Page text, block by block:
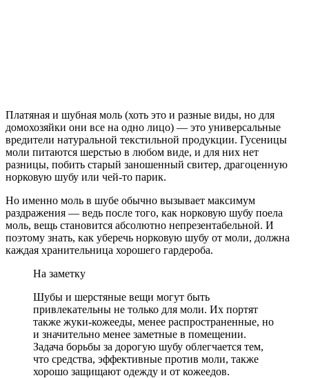
Платяная и шубная моль (хоть это и разные виды, но для
домохозяйки они все на одно лицо) — это универсальные
вредители натуральной текстильной продукции. Гусеницы
моли питаются шерстью в любом виде, и для них нет
разницы, побить старый заношенный свитер, драгоценную
норковую шубу или чей-то парик.
Но именно моль в шубе обычно вызывает максимум
раздражения — ведь после того, как норковую шубу поела
моль, вещь становится абсолютно непрезентабельной. И
поэтому знать, как уберечь норковую шубу от моли, должна
каждая хранительница хорошего гардероба.
На заметку
Шубы и шерстяные вещи могут быть
привлекательны не только для моли. Их портят
также жуки-кожееды, менее распространенные, но
и значительно менее заметные в помещении.
Задача борьбы за дорогую шубу облегчается тем,
что средства, эффективные против моли, также
хорошо защищают одежду и от кожеедов.